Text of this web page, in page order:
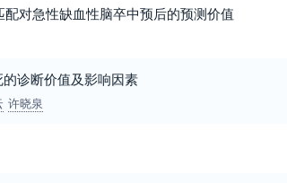
对急性缺血性脑卒中预后的预测价值
诊断价值及影响因素
许晓泉